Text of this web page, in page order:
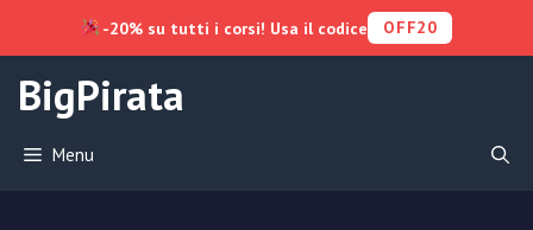
contenuto
BigPirata
Menu
-20% su tutti i corsi! Usa il codice OFF20